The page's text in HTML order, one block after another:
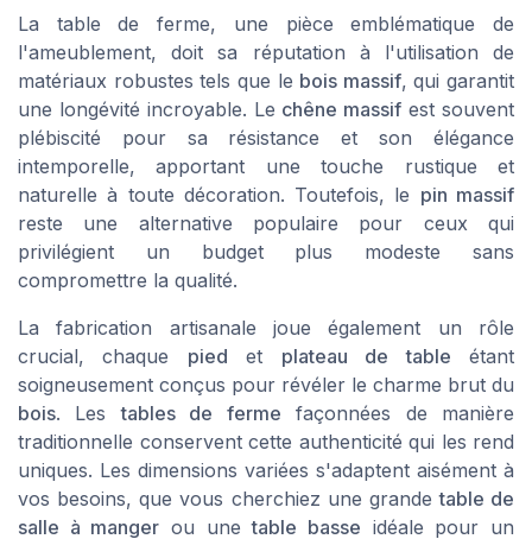
La table de ferme, une pièce emblématique de
l'ameublement, doit sa réputation à l'utilisation de
matériaux robustes tels que le bois massif, qui garantit
une longévité incroyable. Le chêne massif est souvent
plébiscité pour sa résistance et son élégance
intemporelle, apportant une touche rustique et
naturelle à toute décoration. Toutefois, le pin massif
reste une alternative populaire pour ceux qui
privilégient un budget plus modeste sans
compromettre la qualité.
La fabrication artisanale joue également un rôle
crucial, chaque pied et plateau de table étant
soigneusement conçus pour révéler le charme brut du
bois. Lestables de ferme façonnées de manière
traditionnelle conservent cette authenticité qui les rend
uniques. Les dimensions variées s'adaptent aisément à
vos besoins, que vous cherchiez une grandetable de
salle à manger ou unetable basse idéale pour un